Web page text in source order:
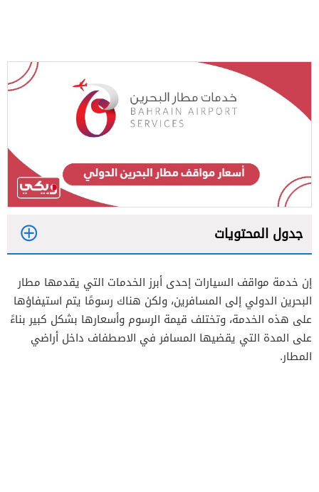
جدول المحتويات
2
3
4
إن خدمة مواقف السيارات إحدى أبرز الخدمات التي يقدمها مطار
البحرين الدولي إلى المسافرين، ولكن هناك رسومًا يتم استيفاؤها
على هذه الخدمة، وتختلف قيمة الرسوم وأسعارها بشكل كبير بناءً
على المدة التي يقضيها المسافر في الاصطفاف داخل أراضي
المطار.